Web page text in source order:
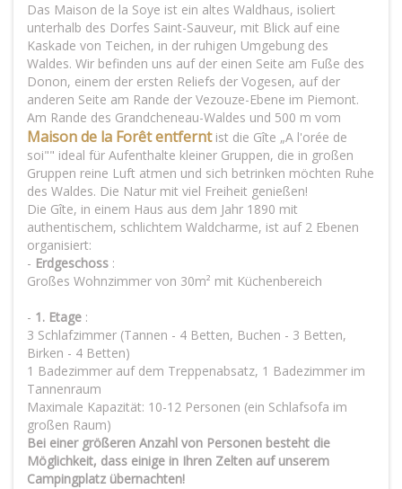
Das Maison de la Soye ist ein altes Waldhaus, isoliert
unterhalb des Dorfes Saint-Sauveur, mit Blick auf eine
Kaskade von Teichen, in der ruhigen Umgebung des
Waldes. Wir befinden uns auf der einen Seite am Fuße des
Donon, einem der ersten Reliefs der Vogesen, auf der
anderen Seite am Rande der Vezouze-Ebene im Piemont.
Am Rande des Grandcheneau-Waldes und 500 m vom
Maison de la Forêt entferntist die Gîte „A l'orée de
soi"" ideal für Aufenthalte kleiner Gruppen, die in großen
Gruppen reine Luft atmen und sich betrinken möchten Ruhe
des Waldes. Die Natur mit viel Freiheit genießen!
Die Gîte, in einem Haus aus dem Jahr 1890 mit
authentischem, schlichtem Waldcharme, ist auf 2 Ebenen
organisiert:
- Erdgeschoss :
Großes Wohnzimmer von 30m² mit Küchenbereich
- 1. Etage :
3 Schlafzimmer (Tannen - 4 Betten, Buchen - 3 Betten,
Birken - 4 Betten)
1 Badezimmer auf dem Treppenabsatz, 1 Badezimmer im
Tannenraum
Maximale Kapazität: 10-12 Personen (ein Schlafsofa im
großen Raum)
Bei einer größeren Anzahl von Personen besteht die
Möglichkeit, dass einige in Ihren Zelten auf unserem
Campingplatz übernachten!